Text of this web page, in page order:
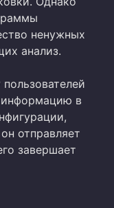
ненужных
анализ.
в
отправляет
завершает